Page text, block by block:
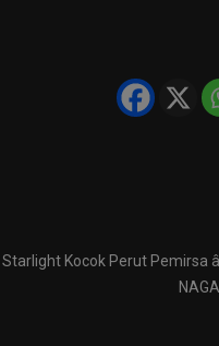
Starlight Kocok Perut Pemirsa